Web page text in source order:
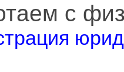
с